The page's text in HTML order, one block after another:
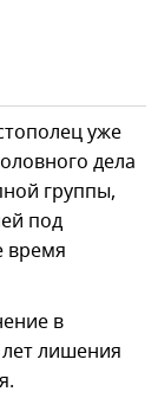
уже
дела
группы,
под
время
в
лишения